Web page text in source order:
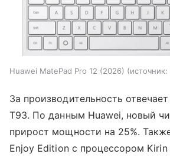
Huawei MatePad Pro 12 (2026) источник:
За производительность
T93. По данным Huawei, новый
прирост мощности на 25%.
Enjoy Edition с процессором Kirin